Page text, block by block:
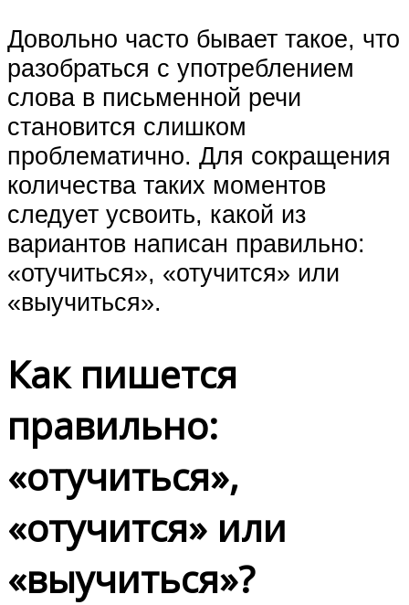
Довольно часто бывает такое, что
разобраться с употреблением
слова в письменной речи
становится слишком
проблематично. Для сокращения
количества таких моментов
следует усвоить, какой из
вариантов написан правильно:
«отучиться», «отучится» или
«выучиться».
Как пишется
правильно:
«отучиться»,
«отучится» или
«выучиться»?